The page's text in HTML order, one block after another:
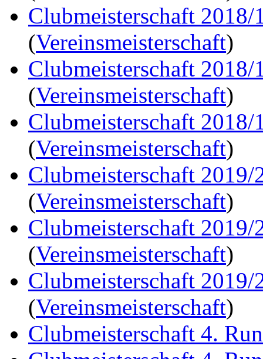
Clubmeisterschaft 2018/
(Vereinsmeisterschaft)
Clubmeisterschaft 2018/
(Vereinsmeisterschaft)
Clubmeisterschaft 2018/
(Vereinsmeisterschaft)
Clubmeisterschaft 2019/
(Vereinsmeisterschaft)
Clubmeisterschaft 2019/
(Vereinsmeisterschaft)
Clubmeisterschaft 2019/
(Vereinsmeisterschaft)
Clubmeisterschaft 4.